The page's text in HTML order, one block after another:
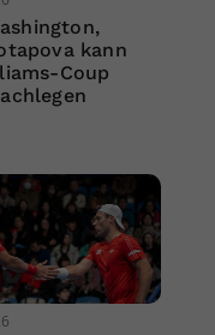
kann
Coup